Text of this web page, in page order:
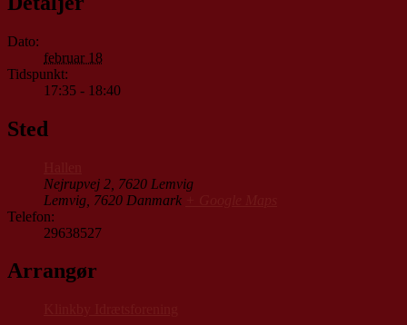
Dato:
februar 18
Tidspunkt:
17:35 - 18:40
Sted
Nejrupvej 2, 7620 Lemvig
Lemvig 7620 Danmark
Telefon:
29638527
Arrangør